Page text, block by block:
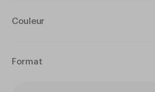
Couleur
Format